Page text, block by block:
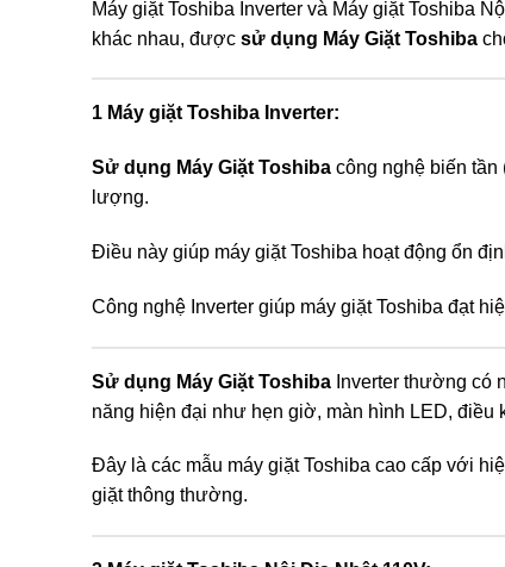
Máy giặt Toshiba Inverter và Máy giặt Toshiba
khác nhau, được sử dụng Máy Giặt Toshiba
1 Máy giặt Toshiba Inverter:
Sử dụng Máy Giặt Toshiba công nghệ biến tần
lượng.
Điều này giúp máy giặt Toshiba hoạt động ổn
Công nghệ Inverter giúp máy giặt Toshiba đạt
Sử dụng Máy Giặt Toshiba Inverter thường có
năng hiện đại như hẹn giờ, màn hình LED, điều
Đây là các mẫu máy giặt Toshiba cao cấp với
giặt thông thường.